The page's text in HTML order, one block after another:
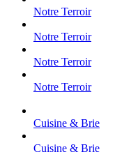
Notre Terroir
Notre Terroir
Notre Terroir
Notre Terroir
Cuisine & Brie
Cuisine & Brie